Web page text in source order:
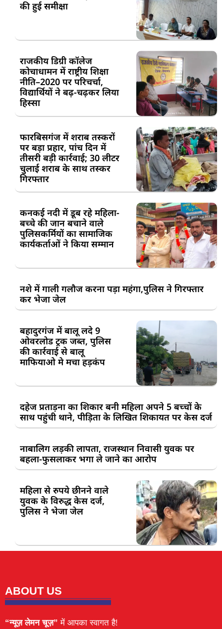
की हुई समीक्षा
राजकीय डिग्री कॉलेज
कोचाधामन में राष्ट्रीय शिक्षा
नीति–2020 पर परिचर्चा,
विद्यार्थियों ने बढ़-चढ़कर लिया
हिस्सा
फारबिसगंज में शराब तस्करों
पर बड़ा प्रहार, पांच दिन में
तीसरी बड़ी कार्रवाई; 30 लीटर
चुलाई शराब के साथ तस्कर
गिरफ्तार
कनकई नदी में डूब रहे महिला-
बच्चे की जान बचाने वाले
पुलिसकर्मियों का सामाजिक
कार्यकर्ताओं ने किया सम्मान
नशे में गाली गलौज करना पड़ा महंगा,पुलिस ने गिरफ्तार
कर भेजा जेल
बहादुरगंज में बालू लदे 9
ओवरलोड ट्रक जब्त, पुलिस
की कार्रवाई से बालू
माफियाओ मे मचा हड़कंप
दहेज प्रताड़ना का शिकार बनी महिला अपने 5 बच्चों के
साथ पहुंची थाने, पीड़िता के लिखित शिकायत पर केस दर्ज
नाबालिग लड़की लापता, राजस्थान निवासी युवक पर
बहला-फुसलाकर भगा ले जाने का आरोप
महिला से रुपये छीनने वाले
युवक के विरुद्ध केस दर्ज,
पुलिस ने भेजा जेल
ABOUT US
“न्यूज़ लेमन चूज़” में आपका स्वागत है!